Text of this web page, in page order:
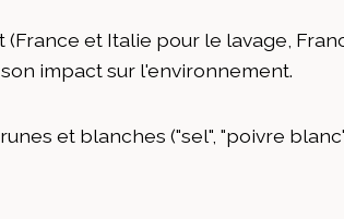
et Italie pour le lavage,
impact sur l'environnement.
et blanches ("sel", "poivre